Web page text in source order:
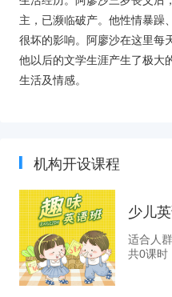
主，已濒临破产。他性情暴躁
很坏的影响。阿廖沙在这里每
他以后的文学生涯产生了极大
生活及情感。
机构开设课程
少儿
适合人
共0课时